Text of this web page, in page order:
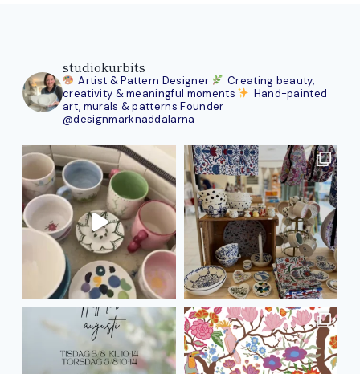
studiokurbits
Artist & Pattern Designer
Creating beauty,
creativity & meaningful moments
Hand-painted
art, murals & patterns Founder
@designmarknaddalarna